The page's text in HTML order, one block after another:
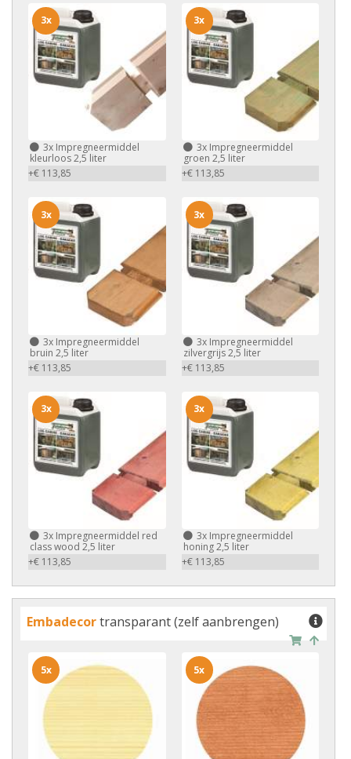
3x Impregneermiddel
kleurloos 2,5 liter
+€ 113,85
3x
3xImpregneermiddel
groen 2,5 liter
+€ 113,85
3x
3x Impregneermiddel
bruin 2,5 liter
+€ 113,85
3x
3xImpregneermiddel
zilvergrijs 2,5 liter
+€ 113,85
3x
3x Impregneermiddel red
class wood 2,5 liter
+€ 113,85
3x
3xImpregneermiddel
honing 2,5 liter
+€ 113,85
3x
Embadecortransparant (zelf aanbrengen)
5x 5x